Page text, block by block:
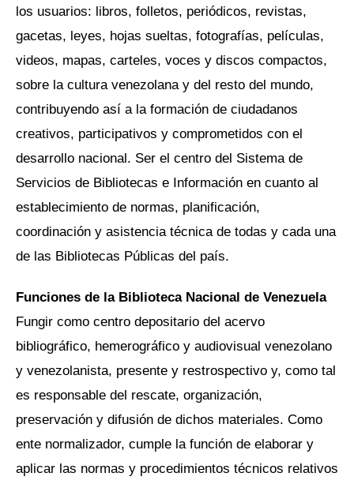
los usuarios: libros, folletos, periódicos, revistas,
gacetas, leyes, hojas sueltas, fotografías, películas,
videos, mapas, carteles, voces y discos compactos,
sobre la cultura venezolana y del resto del mundo,
contribuyendo así a la formación de ciudadanos
creativos, participativos y comprometidos con el
desarrollo nacional. Ser el centro del Sistema de
Servicios de Bibliotecas e Información en cuanto al
establecimiento de normas, planificación,
coordinación y asistencia técnica de todas y cada una
de las Bibliotecas Públicas del país.
Funciones de la Biblioteca Nacional de Venezuela
Fungir como centro depositario del acervo
bibliográfico, hemerográfico y audiovisual venezolano
y venezolanista, presente y restrospectivo y, como tal
es responsable del rescate, organización,
preservación y difusión de dichos materiales. Como
ente normalizador, cumple la función de elaborar y
aplicar las normas y procedimientos técnicos relativos